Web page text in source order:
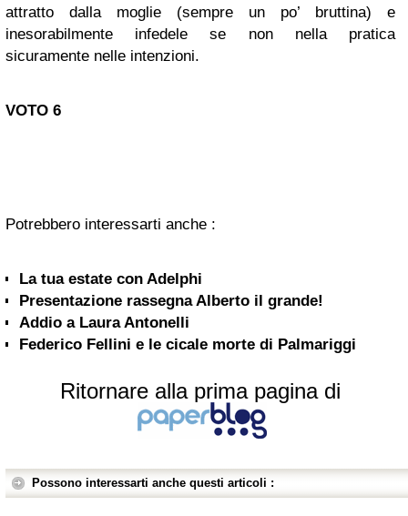
attratto dalla moglie (sempre un po’ bruttina) e
inesorabilmente infedele se non nella pratica
sicuramente nelle intenzioni.
VOTO 6
Potrebbero interessarti anche :
La tua estate con Adelphi
Presentazione rassegna Alberto il grande!
Addio a Laura Antonelli
Federico Fellini e le cicale morte di Palmariggi
Ritornare alla prima pagina di
Possono interessarti anche questi articoli :